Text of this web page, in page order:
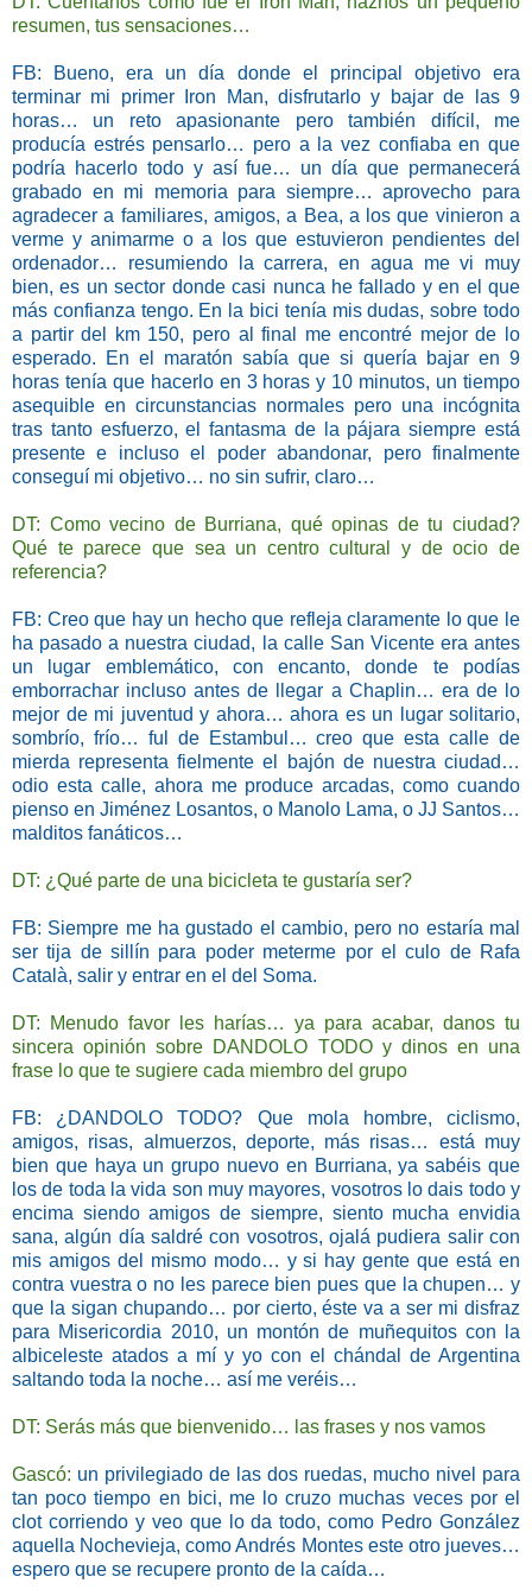
resumen, tus sensaciones…
FB: Bueno, era un día donde el principal objetivo era
terminar mi primer Iron Man, disfrutarlo y bajar de las 9
horas… un reto apasionante pero también difícil, me
producía estrés pensarlo… pero a la vez confiaba en que
podría hacerlo todo y así fue… un día que permanecerá
grabado en mi memoria para siempre… aprovecho para
agradecer a familiares, amigos, a Bea, a los que vinieron a
verme y animarme o a los que estuvieron pendientes del
ordenador… resumiendo la carrera, en agua me vi muy
bien, es un sector donde casi nunca he fallado y en el que
más confianza tengo. En la bici tenía mis dudas, sobre todo
a partir del km 150, pero al final me encontré mejor de lo
esperado. En el maratón sabía que si quería bajar en 9
horas tenía que hacerlo en 3 horas y 10 minutos, un tiempo
asequible en circunstancias normales pero una incógnita
tras tanto esfuerzo, el fantasma de la pájara siempre está
presente e incluso el poder abandonar, pero finalmente
conseguí mi objetivo… no sin sufrir, claro…
DT: Como vecino de Burriana, qué opinas de tu ciudad?
Qué te parece que sea un centro cultural y de ocio de
referencia?
FB: Creo que hay un hecho que refleja claramente lo que le
ha pasado a nuestra ciudad, la calle San Vicente era antes
un lugar emblemático, con encanto, donde te podías
emborrachar incluso antes de llegar a Chaplin… era de lo
mejor de mi juventud y ahora… ahora es un lugar solitario,
sombrío, frío… ful de Estambul… creo que esta calle de
mierda representa fielmente el bajón de nuestra ciudad…
odio esta calle, ahora me produce arcadas, como cuando
pienso en Jiménez Losantos, o Manolo Lama, o JJ Santos…
malditos fanáticos…
DT: ¿Qué parte de una bicicleta te gustaría ser?
FB: Siempre me ha gustado el cambio, pero no estaría mal
ser tija de sillín para poder meterme por el culo de Rafa
Català, salir y entrar en el del Soma.
DT: Menudo favor les harías… ya para acabar, danos tu
sincera opinión sobre DANDOLO TODO y dinos en una
frase lo que te sugiere cada miembro del grupo
FB: ¿DANDOLO TODO? Que mola hombre, ciclismo,
amigos, risas, almuerzos, deporte, más risas… está muy
bien que haya un grupo nuevo en Burriana, ya sabéis que
los de toda la vida son muy mayores, vosotros lo dais todo y
encima siendo amigos de siempre, siento mucha envidia
sana, algún día saldré con vosotros, ojalá pudiera salir con
mis amigos del mismo modo… y si hay gente que está en
contra vuestra o no les parece bien pues que la chupen… y
que la sigan chupando… por cierto, éste va a ser mi disfraz
para Misericordia 2010, un montón de muñequitos con la
albiceleste atados a mí y yo con el chándal de Argentina
saltando toda la noche… así me veréis…
DT: Serás más que bienvenido… las frases y nos vamos
Gascó: un privilegiado de las dos ruedas, mucho nivel para
tan poco tiempo en bici, me lo cruzo muchas veces por el
clot corriendo y veo que lo da todo, como Pedro González
aquella Nochevieja, como Andrés Montes este otro jueves…
espero que se recupere pronto de la caída…